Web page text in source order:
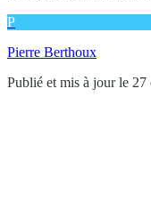
P
Pierre Berthoux
Publié et mis à jour le 27